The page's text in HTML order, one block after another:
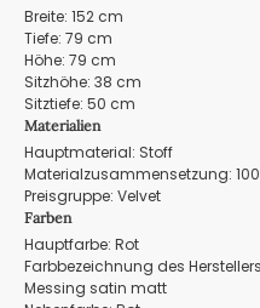
Breite: 152 cm
Tiefe: 79 cm
Höhe: 79 cm
Sitzhöhe: 38 cm
Sitztiefe: 50 cm
Materialien
Hauptmaterial: Stoff
Materialzusammensetzung:
Preisgruppe: Velvet
Farben
Hauptfarbe: Rot
Farbbezeichnung des
Messing satin matt